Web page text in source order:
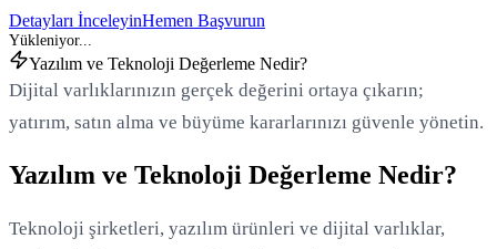
Detayları İnceleyinHemen Başvurun
Yazılım ve Teknoloji Değerleme Nedir?
Dijital varlıklarınızın gerçek değerini ortaya çıkarın;
yatırım, satın alma ve büyüme kararlarınızı güvenle yönetin.
Yazılım ve Teknoloji Değerleme Nedir?
Teknoloji şirketleri, yazılım ürünleri ve dijital varlıklar,